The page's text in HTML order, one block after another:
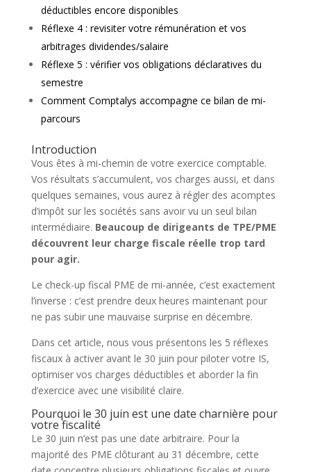
déductibles encore disponibles
Réflexe 4 : revisiter votre rémunération et vos
arbitrages dividendes/salaire
Réflexe 5 : vérifier vos obligations déclaratives du
semestre
Comment Comptalys accompagne ce bilan de mi-
parcours
Introduction
Vous êtes à mi-chemin de votre exercice comptable.
Vos résultats s’accumulent, vos charges aussi, et dans
quelques semaines, vous aurez à régler des acomptes
d’impôt sur les sociétés sans avoir vu un seul bilan
intermédiaire. Beaucoup de dirigeants de TPE/PME
découvrent leur charge fiscale réelle trop tard
pour agir.
Le check-up fiscal PME de mi-année, c’est exactement
l’inverse : c’est prendre deux heures maintenant pour
ne pas subir une mauvaise surprise en décembre.
Dans cet article, nous vous présentons les 5 réflexes
fiscaux à activer avant le 30 juin pour piloter votre IS,
optimiser vos charges déductibles et aborder la fin
d’exercice avec une visibilité claire.
Pourquoi le 30 juin est une date charnière pour
votre fiscalité
Le 30 juin n’est pas une date arbitraire. Pour la
majorité des PME clôturant au 31 décembre, cette